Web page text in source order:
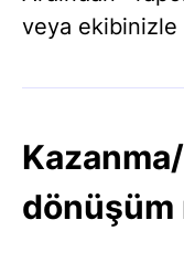
veya ekibinizle
dönüşüm